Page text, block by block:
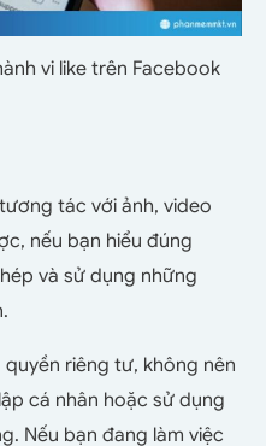
vi like trên Facebook
tác với ảnh, video
nếu bạn hiểu đúng
và sử dụng những
riêng tư, không nên
cá nhân hoặc sử dụng
Nếu bạn đang làm việc